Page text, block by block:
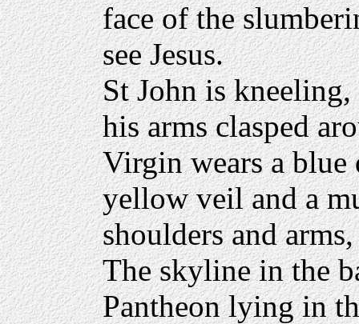
face of the
see Jesus.
St John is
his arms clasped
Virgin wears a
yellow veil and a
shoulders and
The skyline in the
Pantheon lying in